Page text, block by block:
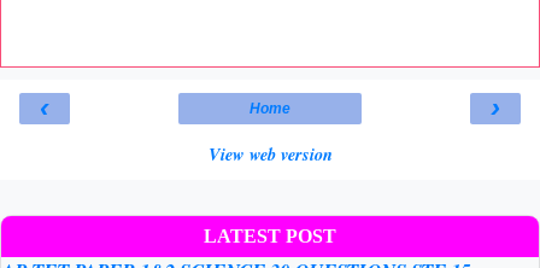
‹ ›
Home
View web version
LATEST POST